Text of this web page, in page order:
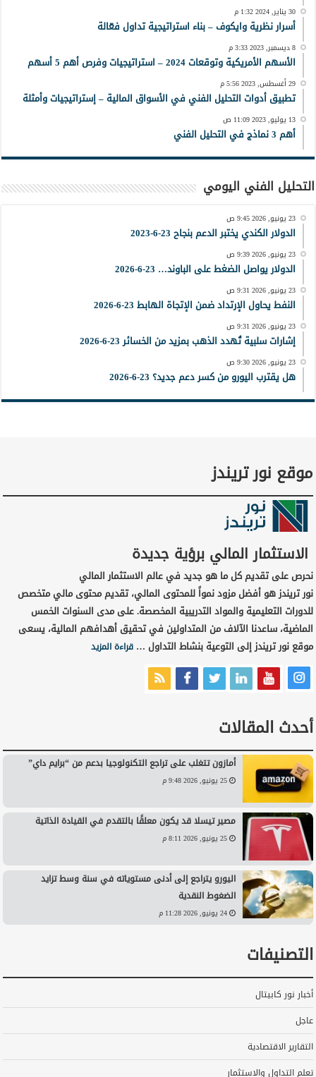
30 يناير, 2024 1:32 م
أسرار نظرية وايكوف – بناء استراتيجية تداول فعّالة
8 ديسمبر, 2023 3:33 م
الأسهم الأمريكية وتوقعات 2024 – استراتيجيات وفرص أهم 5 أسهم
29 أغسطس, 2023 5:56 م
تطبيق أدوات التحليل الفني في الأسواق المالية – إستراتيجيات وأمثلة
13 يوليو, 2023 11:09 ص
أهم 3 نماذج في التحليل الفني
التحليل الفني اليومي
23 يونيو, 2026 9:45 ص
الدولار الكندي يختبر الدعم بنجاح 23-6-2023
23 يونيو, 2026 9:39 ص
الدولار يواصل الضغط على الباوند… 23-6-2026
23 يونيو, 2026 9:31 ص
النفط يحاول الإرتداد ضمن الإتجاة الهابط 23-6-2026
23 يونيو, 2026 9:31 ص
إشارات سلبية تُهدد الذهب بمزيد من الخسائر 23-6-2026
23 يونيو, 2026 9:30 ص
هل يقترب اليورو من كسر دعم جديد؟ 23-6-2026
موقع نور تريندز
الاستثمار المالي برؤية جديدة
نحرص على تقديم كل ما هو جديد في عالم الاستثمار المالي
نور تريندز هو أفضل مزود نمواً للمحتوى المالي، تقديم محتوى مالي متخصص
للدورات التعليمية والمواد التدريبية المخصصة. على مدى السنوات الخمس
الماضية، ساعدنا الآلاف من المتداولين في تحقيق أهدافهم المالية، يسعى
موقع نور تريندز إلى التوعية بنشاط التداول …قراءة المزيد
أحدث المقالات
أمازون تتغلب على تراجع التكنولوجيا بدعم من “برايم داي”
25 يونيو, 2026 9:48 م
مصير تيسلا قد يكون معلقًا بالتقدم في القيادة الذاتية
25 يونيو, 2026 8:11 م
اليورو يتراجع إلى أدنى مستوياته في سنة وسط تزايد
الضغوط النقدية
24 يونيو, 2026 11:28 م
التصنيفات
أخبار نور كابيتال
عاجل
التقارير الاقتصادية
تعلم التداول والاستثمار